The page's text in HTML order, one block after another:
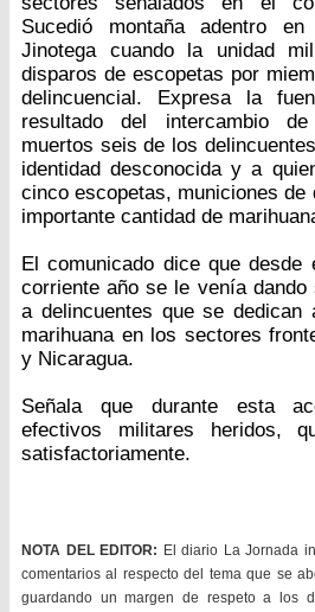
Sucedió montaña adentro
Jinotega cuando la unidad
disparos de escopetas por
delincuencial. Expresa la
resultado del intercambio
muertos seis de los
identidad desconocida y a
cinco escopetas, municiones de
importante cantidad de
El comunicado dice que desde
corriente año se le venía dando
a delincuentes que se
marihuana en los sectores
y Nicaragua.
Señala que durante esta
efectivos militares heridos,
satisfactoriamente.
NOTA DEL EDITOR: El diario La Jornada
comentarios al respecto del tema que se
guardando un margen de respeto a los